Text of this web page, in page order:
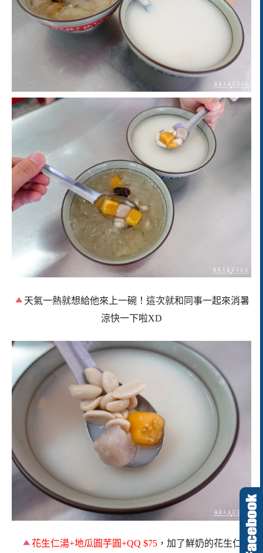
天氣一熱就想給他來上一碗！這次就和同事一起來消暑
涼快一下啦XD
花生仁湯+地瓜圓芋圓+QQ $75 ，加了鮮奶的花生仁